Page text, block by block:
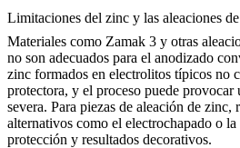
Limitaciones del zinc y las aleaciones
Materiales como Zamak 3 y otras
no son adecuados para el anodizado
zinc formados en electrolitos típicos no
protectora, y el proceso puede
severa. Para piezas de aleación de zinc,
alternativos como el electrochapado o la
protección y resultados decorativos.